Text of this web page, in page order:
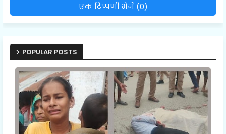
एक टिप्पणी भेजें (0)
POPULAR POSTS